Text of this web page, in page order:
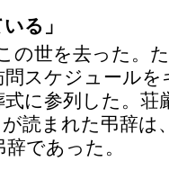
る」
の世を去った。
スケジュール
に参列した。荘
読まれた弔辞は
であった。